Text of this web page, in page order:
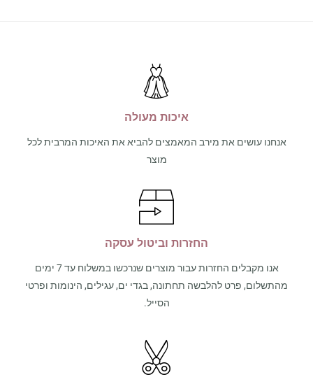
איכות מעולה
אנחנו עושים את מירב המאמצים להביא את האיכות המרבית לכל
מוצר
החזרות וביטול עסקה
אנו מקבלים החזרות עבור מוצרים שנרכשו במשלוח עד 7 ימים
מהתשלום, פרט להלבשה תחתונה, בגדי ים, עגילים, הינומות ופרטי
הסייל.